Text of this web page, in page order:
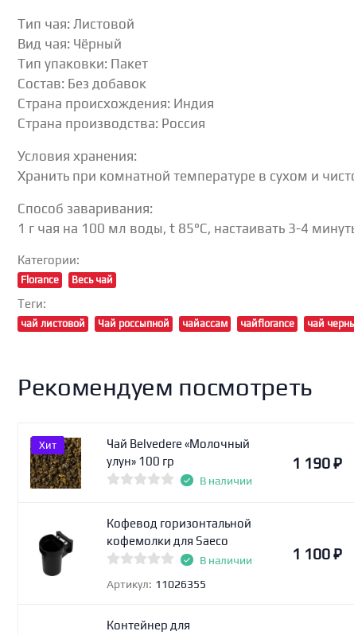
Тип чая: Листовой
Вид чая: Чёрный
Тип упаковки: Пакет
Состав: Без добавок
Страна происхождения: Индия
Страна производства: Россия
Условия хранения:
Хранить при комнатной температуре в сухом и
Способ заваривания:
1 г чая на 100 мл воды, t 85°С, настаивать 3-4
Категории:
Florance Весь чай
Теги:
чай листовой Чай россыпной чайассам чайflorance чай
Рекомендуем посмотреть
Чай Belvedere «Молочный
улун» 100 гр
В наличии
1 190₽
Хит
Кофевод горизонтальной
кофемолки для Saeco
В наличии
Артикул: 11026355
1 100₽
Контейнер для